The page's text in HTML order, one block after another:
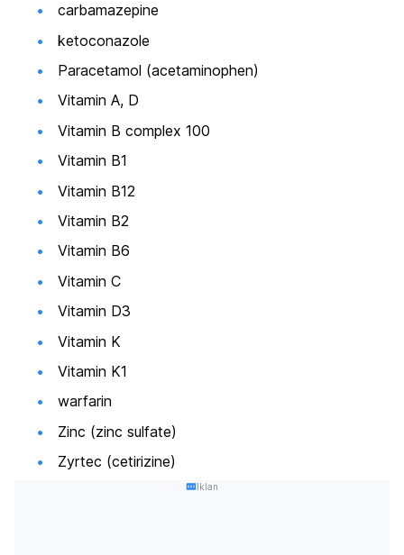
carbamazepine
ketoconazole
Paracetamol (acetaminophen)
Vitamin A, D
Vitamin B complex 100
Vitamin B1
Vitamin B12
Vitamin B2
Vitamin B6
Vitamin C
Vitamin D3
Vitamin K
Vitamin K1
warfarin
Zinc (zinc sulfate)
Zyrtec (cetirizine)
Iklan